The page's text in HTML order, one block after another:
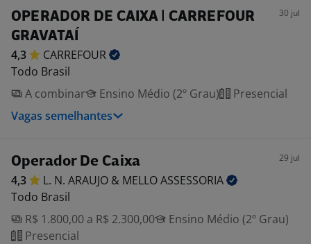
OPERADOR DE CAIXA | CARREFOUR
GRAVATAÍ
30 jul
4,3
CARREFOUR
Todo Brasil
A combinar
Ensino Médio (2º Grau)
Presencial
Vagas semelhantes
Operador De Caixa 29 jul
4,3 L. N. ARAUJO & MELLOASSESSORIA
Todo Brasil
R$ 1.800,00 a R$ 2.300,00
Ensino Médio (2º Grau)
Presencial